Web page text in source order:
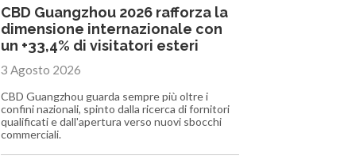
CBD Guangzhou 2026 rafforza la
dimensione internazionale con
un +33,4% di visitatori esteri
3 Agosto 2026
CBD Guangzhou guarda sempre più oltre i
confini nazionali, spinto dalla ricerca di fornitori
qualificati e dall'apertura verso nuovi sbocchi
commerciali.